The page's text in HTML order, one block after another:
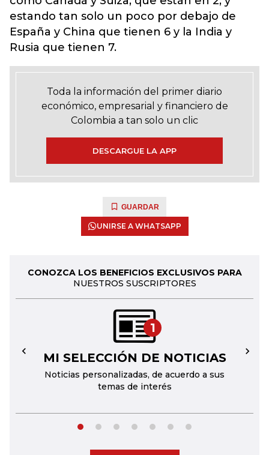
estando tan solo un poco por debajo de
España y China que tienen 6 y la India y
Rusia que tienen 7.
Toda la información del primer diario
económico, empresarial y financiero de
Colombia a tan solo un clic
DESCARGUE LA APP
GUARDAR
UNIRSE A WHATSAPP
CONOZCA LOS BENEFICIOS EXCLUSIVOS PARA
NUESTROS SUSCRIPTORES
1
MI SELECCIÓN DE NOTICIAS
Noticias personalizadas, de acuerdo a sus
temas de interés
← →